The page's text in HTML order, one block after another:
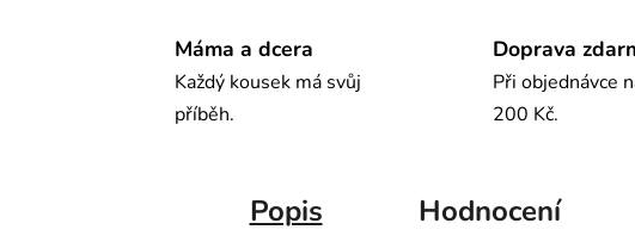
Máma a dcera
Každý kousek má svůj
příběh.
Doprava
Při objednávce
200 Kč.
Popis Hodnocení